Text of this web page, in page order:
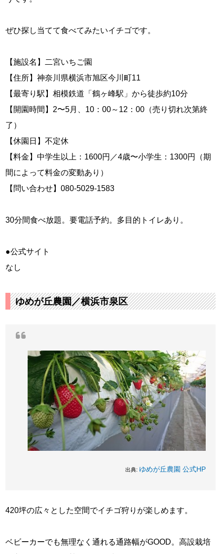
ぜひ探し当てて食べてみたいイチゴです。
【施設名】二宮いちご園
【住所】神奈川県横浜市旭区今川町11
【最寄り駅】相模鉄道「鶴ヶ峰駅」から徒歩約10分
【開園時間】2〜5月、10：00～12：00（売り切れ次第終
了）
【休園日】不定休
【料金】中学生以上：1600円／4歳〜小学生：1300円（期
間によって料金の変動あり）
【問い合わせ】080-5029-1583
30分間食べ放題。要電話予約。多目的トイレあり。
●公式サイト
なし
ゆめが丘農園／横浜市泉区
出典: ゆめが丘農園 公式HP
420坪の広々とした空間でイチゴ狩りが楽しめます。
ベビーカーでも無理なく通れる通路幅がGOOD。高設栽培